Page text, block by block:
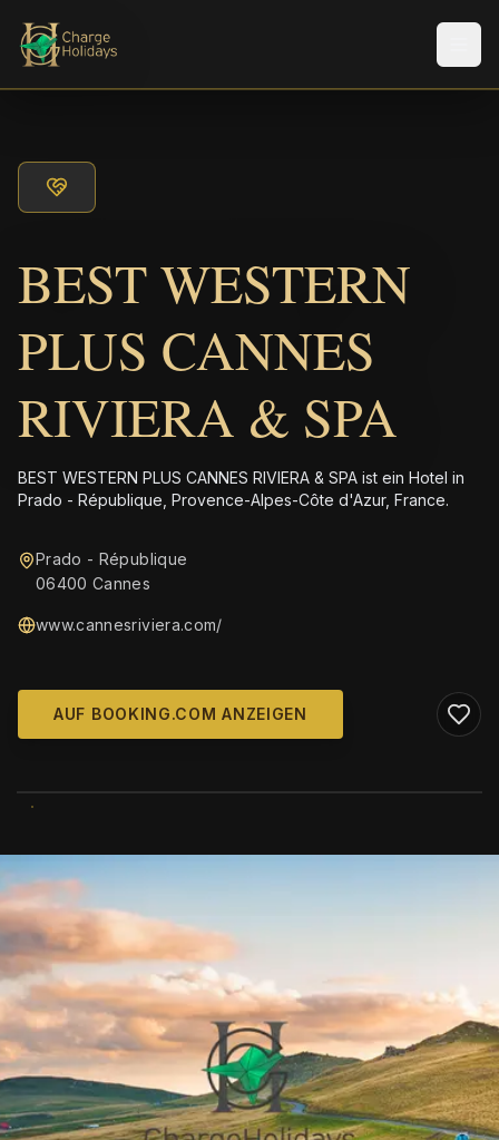
BEST WESTERN
PLUS CANNES
RIVIERA & SPA
BEST WESTERN PLUS CANNES RIVIERA & SPA ist ein Hotel in
Prado - République, Provence-Alpes-Côte d'Azur, France.
Prado - République
06400 Cannes
www.cannesriviera.com/
AUF BOOKING.COM ANZEIGEN